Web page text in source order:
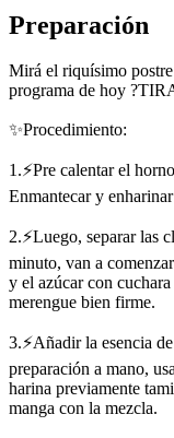
Preparación
Mirá el riquísimo
programa de hoy
✨Procedimiento:
1.⚡Pre calentar el
Enmantecar y
2.⚡Luego, separar las
minuto, van a
y el azúcar con
merengue bien firme.
3.⚡Añadir la esencia
preparación a mano,
harina previamente
manga con la mezcla.